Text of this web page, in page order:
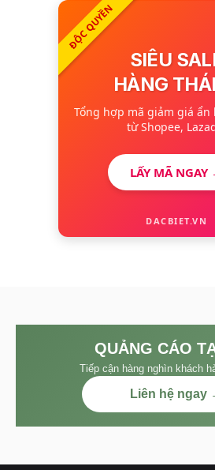
ĐỘC QUYỀN
SIÊU
HÀNG
Tổng hợp mã giảm giá ẩn
từ Shopee,
LẤY MÃ NGAY
DACBIET.VN
QUẢNG CÁO
Tiếp cận hàng nghìn khách
Liên hệ ngay